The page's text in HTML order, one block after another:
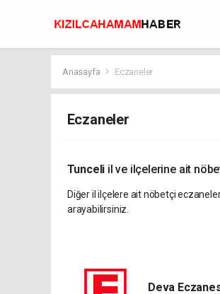
Anasayfa Eczaneler
Eczaneler
Tunceli il ve ilçelerine ait
Diğer il ilçelere ait nöbetçi
arayabilirsiniz.
Deva